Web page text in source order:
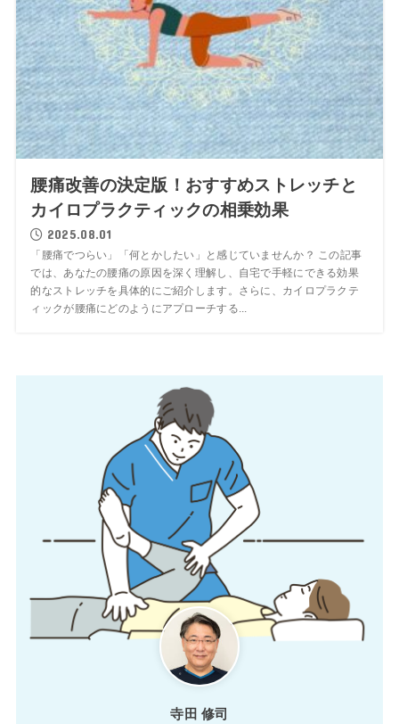
腰痛改善の決定版！おすすめストレッチと
カイロプラクティックの相乗効果
2025.08.01
「腰痛でつらい」「何とかしたい」と感じていませんか？ この記事
では、あなたの腰痛の原因を深く理解し、自宅で手軽にできる効果
的なストレッチを具体的にご紹介します。さらに、カイロプラクテ
ィックが腰痛にどのようにアプローチする...
寺田 修司